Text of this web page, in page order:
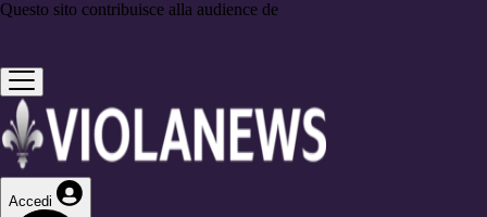
Questo sito contribuisce alla audience de
Accedi